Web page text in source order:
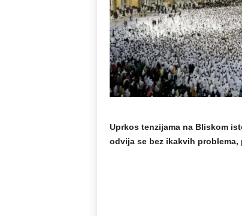
Uprkos tenzijama na Bliskom
odvija se bez ikakvih